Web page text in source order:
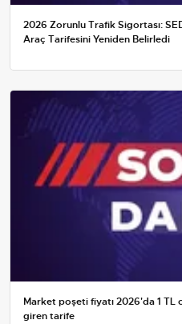
2026 Zorunlu Trafik Sigortası:
Araç Tarifesini Yeniden Belirledi
Market poşeti fiyatı 2026'da 1
giren tarife